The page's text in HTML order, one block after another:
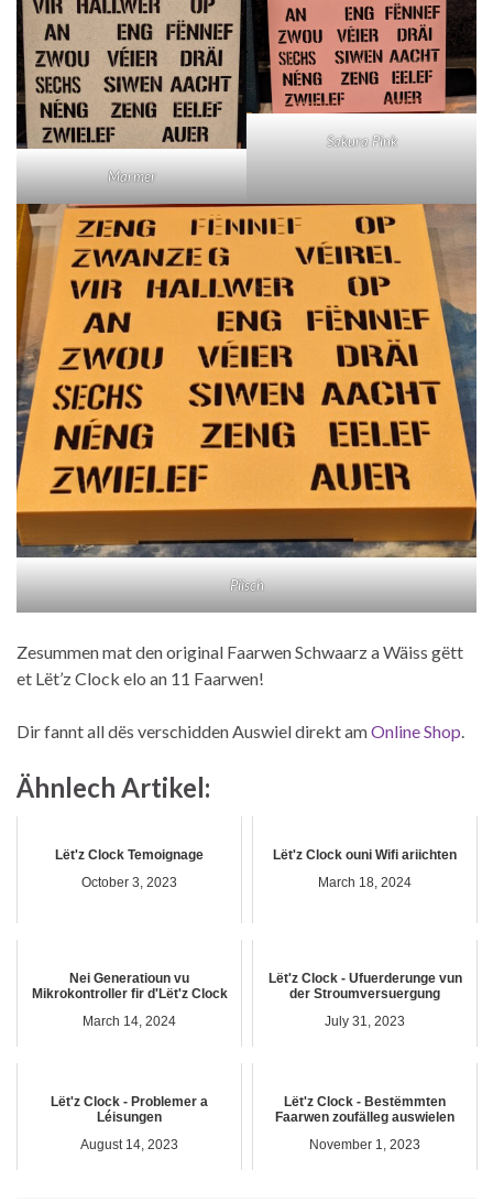
Marmer
Sakura Pink
Piisch
Zesummen mat den original Faarwen Schwaarz a Wäiss gëtt
et Lët’z Clock elo an 11 Faarwen!
Dir fannt all dës verschidden Auswiel direkt amOnline Shop.
Ähnlech Artikel:
Lët'z Clock Temoignage
October 3, 2023
Lët'z Clock ouni Wifi ariichten
March 18, 2024
Nei Generatioun vu
Mikrokontroller fir d'Lët'z Clock
March 14, 2024
Lët'z Clock - Ufuerderunge vun
der Stroumversuergung
July 31, 2023
Lët'z Clock - Problemer a
Léisungen
August 14, 2023
Lët'z Clock - Bestëmmten
Faarwen zoufälleg auswielen
November 1, 2023